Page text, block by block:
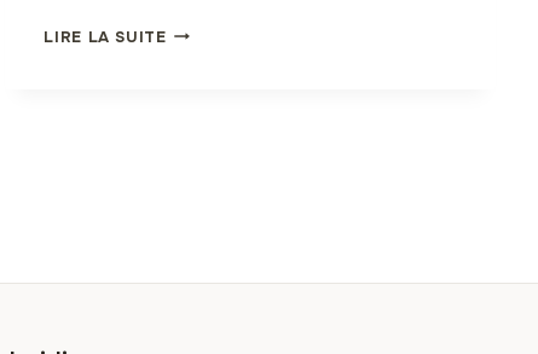
LIRE LA SUITEHUILE